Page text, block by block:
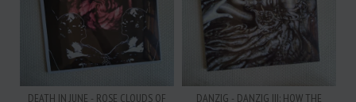
DEATH IN JUNE - ROSE CLOUDS OF
DANZIG - DANZIG III: HOW THE